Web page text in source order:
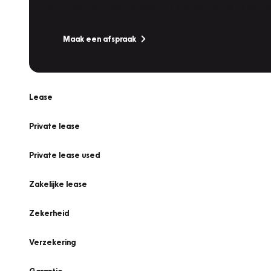
Maak een afspraak
Lease
Private lease
Private lease used
Zakelijke lease
Zekerheid
Verzekering